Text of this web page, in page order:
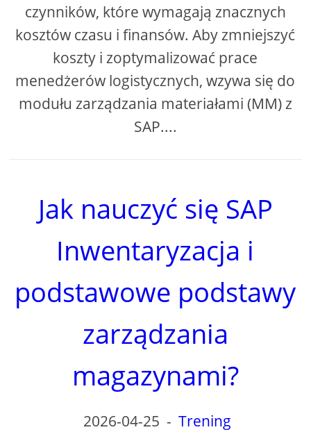
czynników, które wymagają znacznych
kosztów czasu i finansów. Aby zmniejszyć
koszty i zoptymalizować prace
menedżerów logistycznych, wzywa się do
modułu zarządzania materiałami (MM) z
SAP....
Jak nauczyć się SAP
Inwentaryzacja i
podstawowe podstawy
zarządzania
magazynami?
2026-04-25 - Trening